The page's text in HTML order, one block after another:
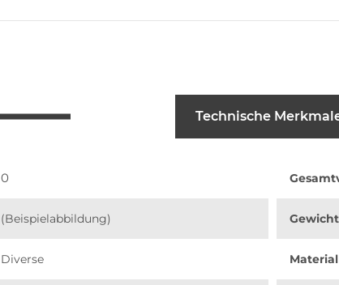
Technische
0
(Beispielabbildung)
Diverse Material